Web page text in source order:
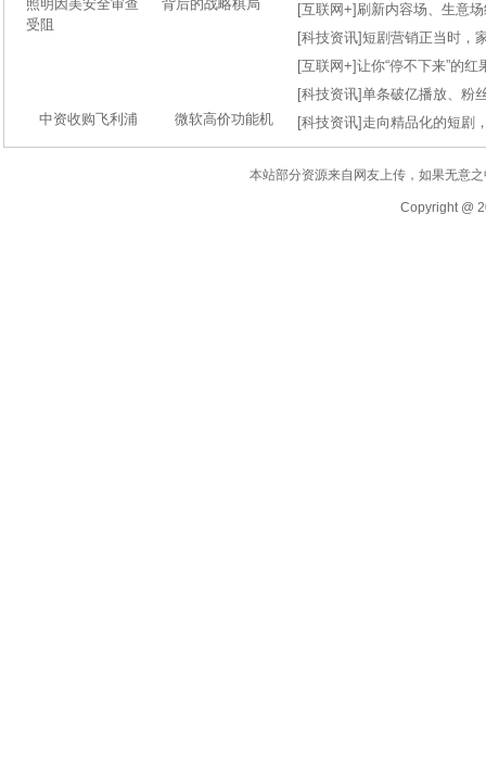
中资收购飞利浦 微软高价功能机
[互联网+] 刷新内容场、生意
[科技资讯]短剧营销正当时，
[互联网+]让你“停不下来”的
[科技资讯]单条破亿播放、粉
[科技资讯] 走向精品化的短剧
本站部分资源来自网友上传，如果无意
Copyright @